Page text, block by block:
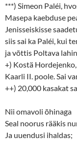
***) Simeon Paléi,
Masepa kaebduse
Jenisseiskisse
siis sai ka Paléi, kui
ja võttis Poltava
+) Kostä
Kaarli II. poole. Sai
++) 20,000 kasakat
Nii omavoli õhinaga
Seal noorus rääkis
Ja uuendusi ihaldas;